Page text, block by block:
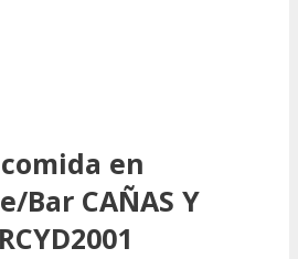
en
Bar CAÑAS Y